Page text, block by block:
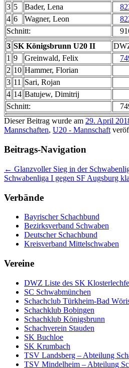
3 5 Bader, Lena
4 6 Wagner, Leon
Schnitt:
3 SK Königsbrunn U20 II
1 9 Greinwald, Felix
2 10 Hammer, Florian
3 11 Sari, Rojan
4 14 Batujew, Dimitrij
Schnitt:
Dieser Beitrag wurde am 29. April
Mannschaften, U20 - Mannschaft
Beitrags-Navigation
← Glanzvoller Sieg in der
Schwabenliga I gegen SF Augsburg
Verbände
Bayrischer Schachbund
Bezirksverband Schwaben
Deutscher Schachbund
Kreisverband Mittelschwaben
Vereine
DWZ Liste des SK
SC Schwabmünchen
Schachclub Türkheim-Bad
Schachklub Bobingen
Schachklub Königsbrunn
Schachverein Stauden
SK Buchloe
SK Krumbach
TSV Landsberg – Abteilung
TSV Mindelheim – Abteilung